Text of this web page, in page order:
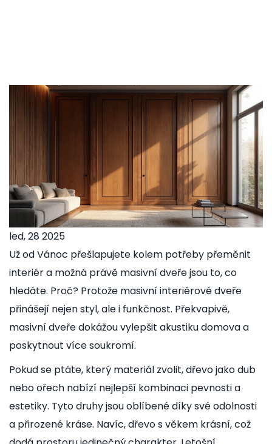
led, 28 2025
Už od Vánoc přešlapujete kolem potřeby přeměnit
interiér a možná právě masivní dveře jsou to, co
hledáte. Proč? Protože masivní interiérové dveře
přinášejí nejen styl, ale i funkčnost. Překvapivě,
masivní dveře dokážou vylepšit akustiku domova a
poskytnout více soukromí.
Pokud se ptáte, který materiál zvolit, dřevo jako dub
nebo ořech nabízí nejlepší kombinaci pevnosti a
estetiky. Tyto druhy jsou oblíbené díky své odolnosti
a přirozené kráse. Navíc, dřevo s věkem krásní, což